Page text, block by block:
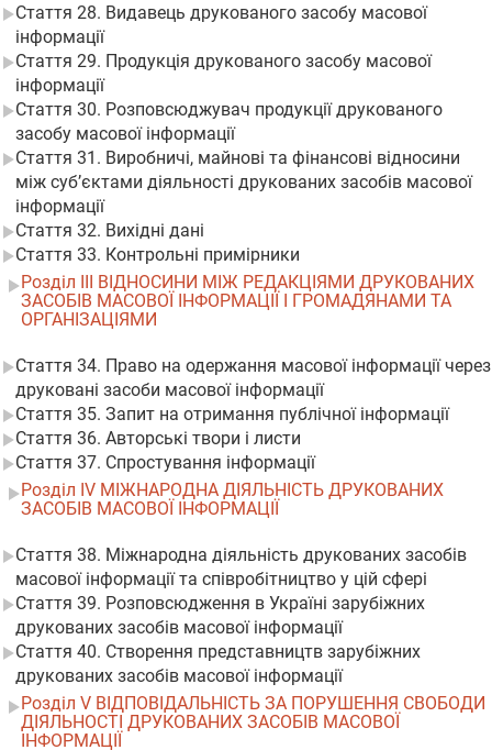
Стаття 28. Видавець друкованого засобу масової
інформації
Стаття 29. Продукція друкованого засобу масової
інформації
Стаття 30. Розповсюджувач продукції друкованого
засобу масової інформації
Стаття 31. Виробничі, майнові та фінансові відносини
між суб’єктами діяльності друкованих засобів масової
інформації
Стаття 32. Вихідні дані
Стаття 33. Контрольні примірники
Розділ III ВІДНОСИНИ МІЖ РЕДАКЦІЯМИ ДРУКОВАНИХ
ЗАСОБІВ МАСОВОЇ ІНФОРМАЦІЇ І ГРОМАДЯНАМИ ТА
ОРГАНІЗАЦІЯМИ
Стаття 34. Право на одержання масової інформації через
друковані засоби масової інформації
Стаття 35. Запит на отримання публічної інформації
Стаття 36. Авторські твори і листи
Стаття 37. Спростування інформації
Розділ IV МІЖНАРОДНА ДІЯЛЬНІСТЬ ДРУКОВАНИХ
ЗАСОБІВ МАСОВОЇ ІНФОРМАЦІЇ
Стаття 38. Міжнародна діяльність друкованих засобів
масової інформації та співробітництво у цій сфері
Стаття 39. Розповсюдження в Україні зарубіжних
друкованих засобів масової інформації
Стаття 40. Створення представництв зарубіжних
друкованих засобів масової інформації
Розділ V ВІДПОВІДАЛЬНІСТЬ ЗА ПОРУШЕННЯ СВОБОДИ
ДІЯЛЬНОСТІ ДРУКОВАНИХ ЗАСОБІВ МАСОВОЇ
ІНФОРМАЦІЇ